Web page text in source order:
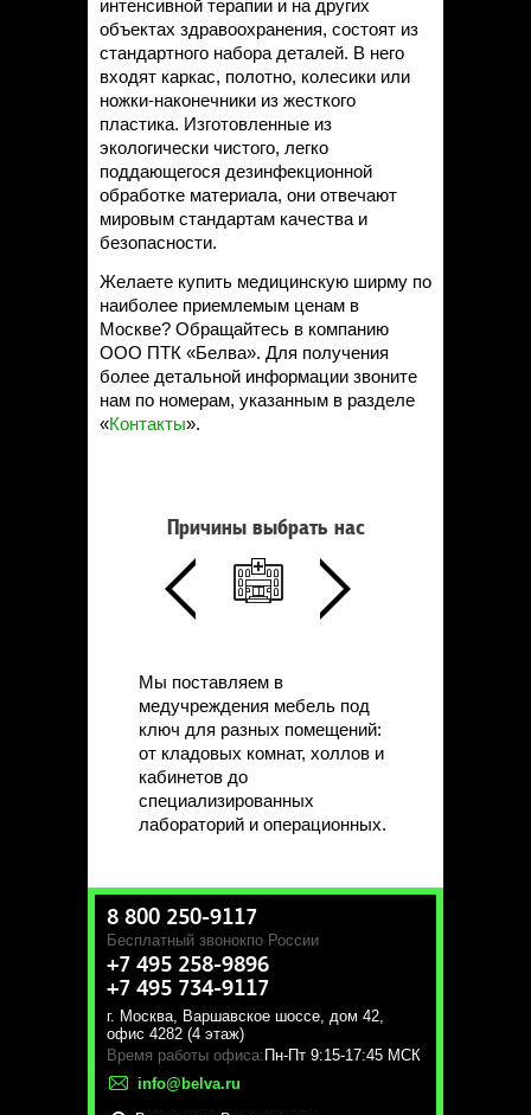
интенсивной терапии и на других
объектах здравоохранения, состоят из
стандартного набора деталей. В него
входят каркас, полотно, колесики или
ножки-наконечники из жесткого
пластика. Изготовленные из
экологически чистого, легко
поддающегося дезинфекционной
обработке материала, они отвечают
мировым стандартам качества и
безопасности.
Желаете купить медицинскую ширму по
наиболее приемлемым ценам в
Москве? Обращайтесь в компанию
ООО ПТК «Белва». Для получения
более детальной информации звоните
нам по номерам, указанным в разделе
«Контакты».
Причины выбрать нас
Мы поставляем в
медучреждения мебель под
ключ для разных помещений:
от кладовых комнат, холлов и
кабинетов до
специализированных
лабораторий и операционных.
8 800 250-9117
Бесплатный звонокпо России
+7 495 258-9896
+7 495 734-9117
г. Москва, Варшавское шоссе, дом 42,
офис 4282 (4 этаж)
Время работы офиса: Пн-Пт 9:15-17:45 МСК
info@belva.ru